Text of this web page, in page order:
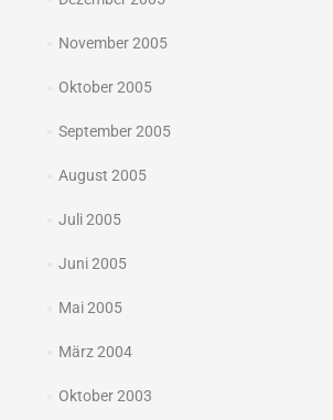
November 2005
Oktober 2005
September 2005
August 2005
Juli 2005
Juni 2005
Mai 2005
März 2004
Oktober 2003